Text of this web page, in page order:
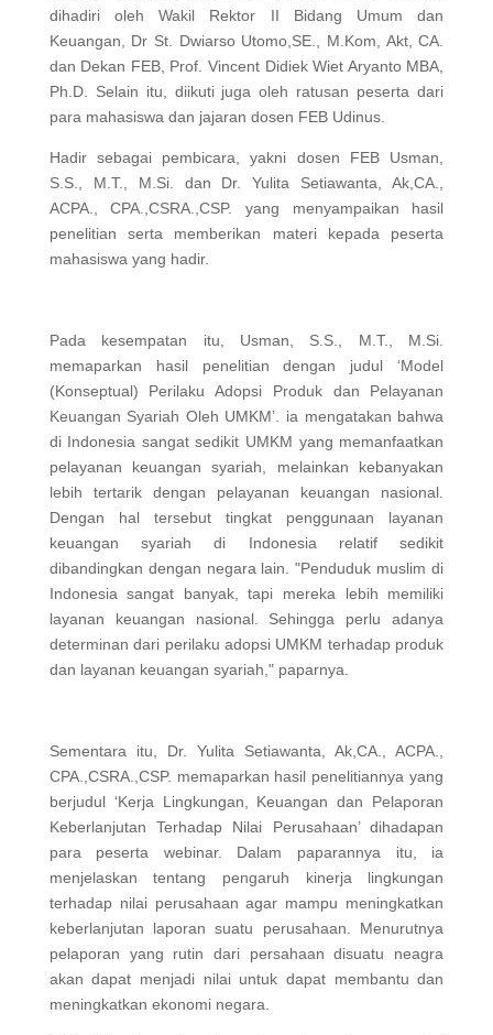
dihadiri oleh Wakil Rektor II Bidang Umum dan
Keuangan, Dr St. Dwiarso Utomo,SE., M.Kom, Akt, CA.
dan Dekan FEB, Prof. Vincent Didiek Wiet Aryanto MBA,
Ph.D. Selain itu, diikuti juga oleh ratusan peserta dari
para mahasiswa dan jajaran dosen FEB Udinus.
Hadir sebagai pembicara, yakni dosen FEB Usman,
S.S., M.T., M.Si. dan Dr. Yulita Setiawanta, Ak,CA.,
ACPA., CPA.,CSRA.,CSP. yang menyampaikan hasil
penelitian serta memberikan materi kepada peserta
mahasiswa yang hadir.
Pada kesempatan itu, Usman, S.S., M.T., M.Si.
memaparkan hasil penelitian dengan judul ‘Model
(Konseptual) Perilaku Adopsi Produk dan Pelayanan
Keuangan Syariah Oleh UMKM’. ia mengatakan bahwa
di Indonesia sangat sedikit UMKM yang memanfaatkan
pelayanan keuangan syariah, melainkan kebanyakan
lebih tertarik dengan pelayanan keuangan nasional.
Dengan hal tersebut tingkat penggunaan layanan
keuangan syariah di Indonesia relatif sedikit
dibandingkan dengan negara lain. "Penduduk muslim di
Indonesia sangat banyak, tapi mereka lebih memiliki
layanan keuangan nasional. Sehingga perlu adanya
determinan dari perilaku adopsi UMKM terhadap produk
dan layanan keuangan syariah," paparnya.
Sementara itu, Dr. Yulita Setiawanta, Ak,CA., ACPA.,
CPA.,CSRA.,CSP. memaparkan hasil penelitiannya yang
berjudul ‘Kerja Lingkungan, Keuangan dan Pelaporan
Keberlanjutan Terhadap Nilai Perusahaan’ dihadapan
para peserta webinar. Dalam paparannya itu, ia
menjelaskan tentang pengaruh kinerja lingkungan
terhadap nilai perusahaan agar mampu meningkatkan
keberlanjutan laporan suatu perusahaan. Menurutnya
pelaporan yang rutin dari persahaan disuatu neagra
akan dapat menjadi nilai untuk dapat membantu dan
meningkatkan ekonomi negara.